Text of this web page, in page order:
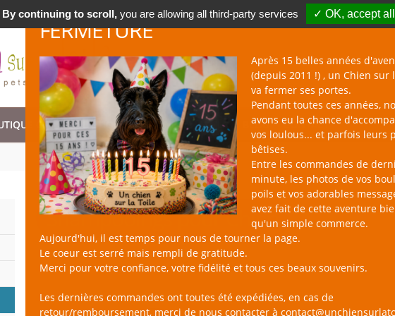
!
FERMETURE
Après 15 belles années
(depuis 2011 !) , un Chien sur
va fermer ses portes.
Pendant toutes ces années,
avons eu la chance
vos loulous... et parfois leurs
bêtises.
Entre les commandes de
minute, les photos de vos
poils et vos adorables
avez fait de cette aventure
qu'un simple commerce.
Aujourd'hui, il est temps pour nous de tourner la page.
Le coeur est serré mais rempli de gratitude.
Merci pour votre confiance, votre fidélité et tous ces beaux souvenirs.
Les dernières commandes ont toutes été expédiées, en cas de
retour/remboursement, merci de nous contacter à
CHAT BOUTIQUE NAC NOUVEAUTÉS BLOG CONTACT
Shampooings pour Chien
By continuing to scroll,you are allowing all third-party services ✓ OK, accept all